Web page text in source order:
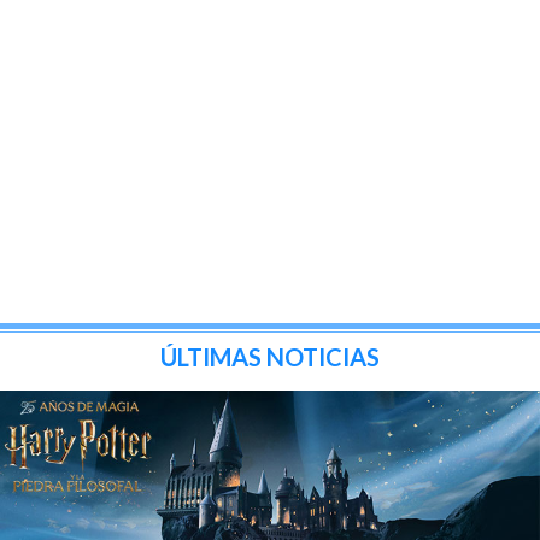
ÚLTIMAS NOTICIAS